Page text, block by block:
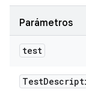
Parámetros
test
Test